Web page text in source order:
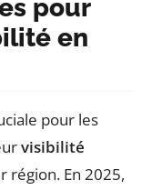
pour
en
pour les
visibilité
région. En 2025,